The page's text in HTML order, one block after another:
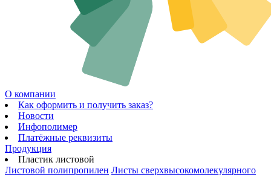
О компании
Как оформить и получить заказ?
Новости
Инфополимер
Платёжные реквизиты
Продукция
Пластик листовой
Листовой полипропилен Листы сверхвысокомолекулярного